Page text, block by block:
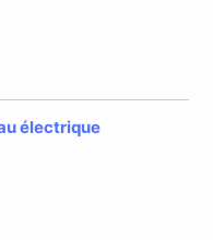
électrique